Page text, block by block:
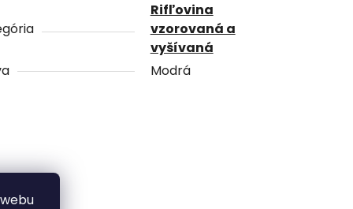
Rifľovina
vzorovaná a
vyšívaná
Modrá